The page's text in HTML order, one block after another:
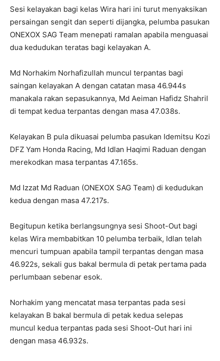
Sesi kelayakan bagi kelas Wira hari ini turut menyaksikan
persaingan sengit dan seperti dijangka, pelumba pasukan
ONEXOX SAG Team menepati ramalan apabila menguasai
dua kedudukan teratas bagi kelayakan A.
Md Norhakim Norhafizullah muncul terpantas bagi
saingan kelayakan A dengan catatan masa 46.944s
manakala rakan sepasukannya, Md Aeiman Hafidz Shahril
di tempat kedua terpantas dengan masa 47.038s.
Kelayakan B pula dikuasai pelumba pasukan Idemitsu Kozi
DFZ Yam Honda Racing, Md Idlan Haqimi Raduan dengan
merekodkan masa terpantas 47.165s.
Md Izzat Md Raduan (ONEXOX SAG Team) di kedudukan
kedua dengan masa 47.217s.
Begitupun ketika berlangsungnya sesi Shoot-Out bagi
kelas Wira membabitkan 10 pelumba terbaik, Idlan telah
mencuri tumpuan apabila tampil terpantas dengan masa
46.922s, sekali gus bakal bermula di petak pertama pada
perlumbaan sebenar esok.
Norhakim yang mencatat masa terpantas pada sesi
kelayakan B bakal bermula di petak kedua selepas
muncul kedua terpantas pada sesi Shoot-Out hari ini
dengan masa 46.932s.